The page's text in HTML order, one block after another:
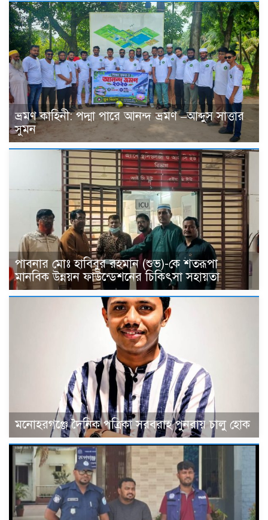
ভ্রমণ কাহিনী: পদ্মা পারে আনন্দ ভ্রমণ –আব্দুস সাত্তার
সুমন
পাবনার মোঃ হাবিবুর রহমান (শুভ)-কে শতরূপা
মানবিক উন্নয়ন ফাউন্ডেশনের চিকিৎসা সহায়তা
মনোহরগঞ্জে দৈনিক পত্রিকা সরবরাহ পুনরায় চালু হোক